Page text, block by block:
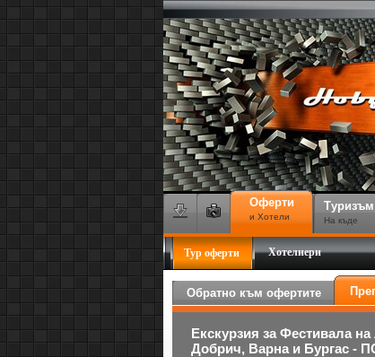
Оферти
и Хотели
Туризъм
На къде
Тур оферти Хотелиери
Обратно към офертите
Екскурзия за Фестивала
Добрич, Варна и Бургас -